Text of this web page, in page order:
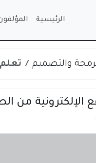
الرئيسية
والتصميم
الإلكترونية من